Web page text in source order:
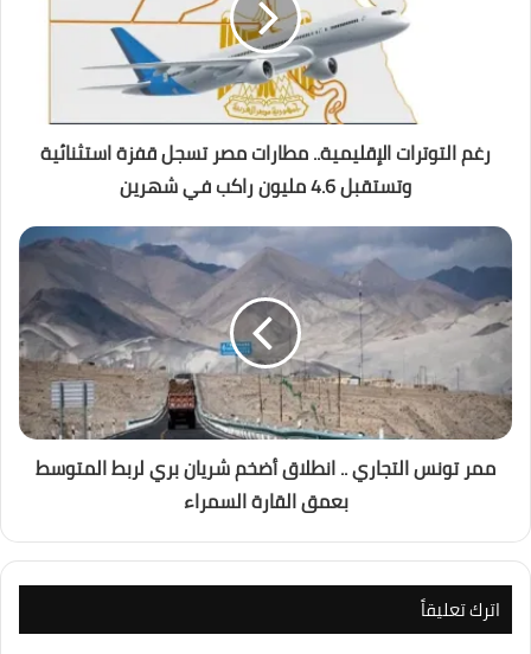
رغم التوترات الإقليمية.. مطارات مصر تسجل قفزة استثنائية
وتستقبل 4.6 مليون راكب في شهرين
ممر تونس التجاري .. انطلاق أضخم شريان بري لربط المتوسط
بعمق القارة السمراء
اترك تعليقاً